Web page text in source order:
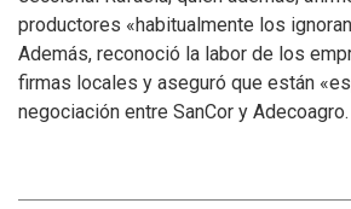
de
los
tamberos
productores «habitualmente los
Además, reconoció la labor de los
firmas locales y aseguró que están
negociación entre SanCor y Adecoagro.